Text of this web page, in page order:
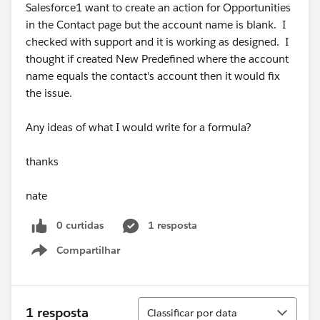
Salesforce1 want to create an action for Opportunities
in the Contact page but the account name is blank. I
checked with support and it is working as designed. I
thought if created New Predefined where the account
name equals the contact's account then it would fix
the issue.
Any ideas of what I would write for a formula?
thanks
nate
0 curtidas
1 resposta
Compartilhar
Show menu
1 resposta
Classificar
Classificar por data